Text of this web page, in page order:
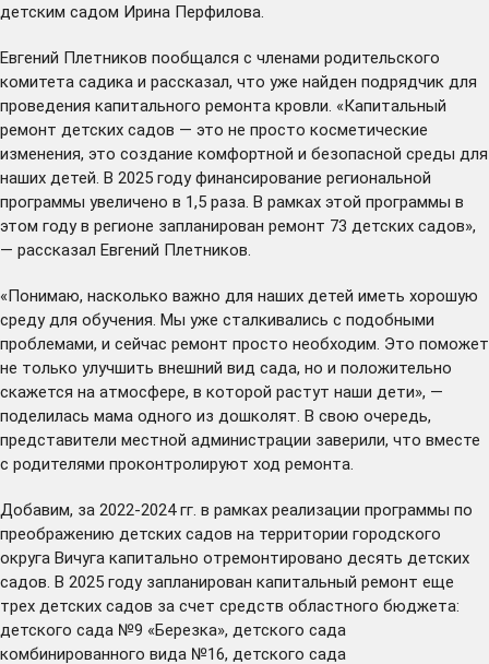
детским садом Ирина Перфилова.
Евгений Плетников пообщался с членами родительского
комитета садика и рассказал, что уже найден подрядчик для
проведения капитального ремонта кровли. «Капитальный
ремонт детских садов — это не просто косметические
изменения, это создание комфортной и безопасной среды для
наших детей. В 2025 году финансирование региональной
программы увеличено в 1,5 раза. В рамках этой программы в
этом году в регионе запланирован ремонт 73 детских садов»,
— рассказал Евгений Плетников.
«Понимаю, насколько важно для наших детей иметь хорошую
среду для обучения. Мы уже сталкивались с подобными
проблемами, и сейчас ремонт просто необходим. Это поможет
не только улучшить внешний вид сада, но и положительно
скажется на атмосфере, в которой растут наши дети», —
поделилась мама одного из дошколят. В свою очередь,
представители местной администрации заверили, что вместе
с родителями проконтролируют ход ремонта.
Добавим, за 2022-2024 гг. в рамках реализации программы по
преображению детских садов на территории городского
округа Вичуга капитально отремонтировано десять детских
садов. В 2025 году запланирован капитальный ремонт еще
трех детских садов за счет средств областного бюджета:
детского сада №9 «Березка», детского сада
комбинированного вида №16, детского сада